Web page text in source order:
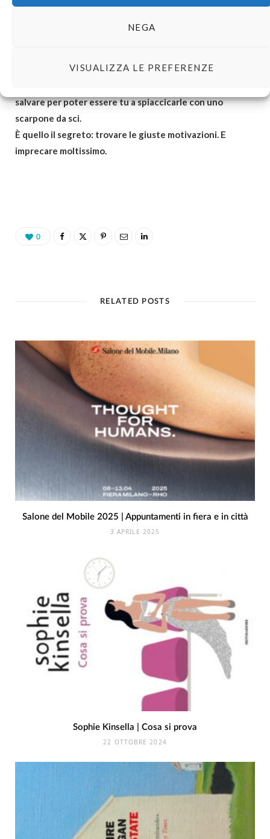
NEGA
VISUALIZZA LE PREFERENZE
davanti, ma senti un’inspiegabile bisogno di proseguire.
libererò dalla loro ingiusta prigionia! …ma non perché vuoi
salvare per poter essere tu a spiaccicarle con uno
scarpone da sci.
È quello il segreto: trovare le giuste motivazioni. E
imprecare moltissimo.
0
RELATED POSTS
Salone del Mobile 2025 | Appuntamenti in fiera e in città
3 APRILE 2025
Sophie Kinsella | Cosa si prova
22 OTTOBRE 2024